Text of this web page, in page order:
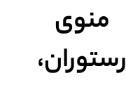
منوی
رستوران،